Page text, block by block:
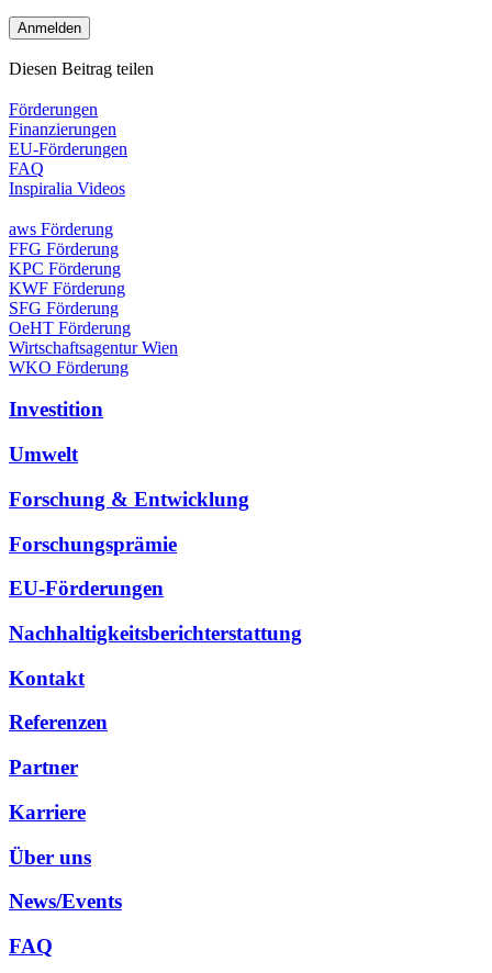
Diesen Beitrag teilen
Förderungen
Finanzierungen
EU-Förderungen
FAQ
Inspiralia Videos
aws Förderung
FFG Förderung
KPC Förderung
KWF Förderung
SFG Förderung
OeHT Förderung
Wirtschaftsagentur Wien
WKO Förderung
Investition
Umwelt
Forschung & Entwicklung
Forschungsprämie
EU-Förderungen
Nachhaltigkeitsberichterstattung
Kontakt
Referenzen
Partner
Karriere
Über uns
News/Events
FAQ